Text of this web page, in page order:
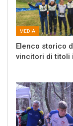
MEDIA
Elenco storico
vincitori di titoli